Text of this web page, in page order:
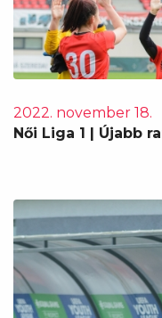
2022. november 18.
Női Liga 1 | Újabb